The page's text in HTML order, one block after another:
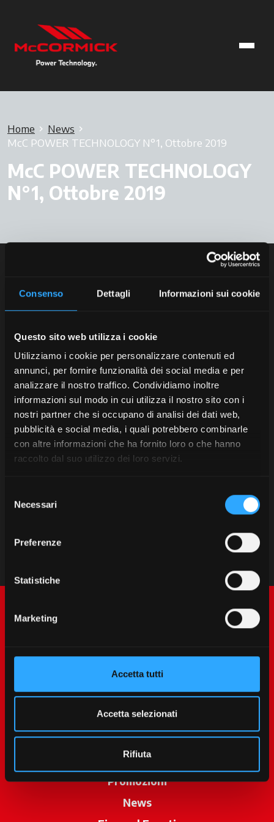
Consenso Dettagli Informazioni sui cookie
Questo sito web utilizza i cookie
Utilizziamo i cookie per personalizzare contenuti ed
annunci, per fornire funzionalità dei social media e per
analizzare il nostro traffico. Condividiamo inoltre
informazioni sul modo in cui utilizza il nostro sito con i
nostri partner che si occupano di analisi dei dati web,
pubblicità e social media, i quali potrebbero combinarle
con altre informazioni che ha fornito loro o che hanno
raccolto dal suo utilizzo dei loro servizi.
delNecessari
Preferenze
Statistiche
Marketing
Accetta tutti
Accetta selezionati
Rifiuta
Home
News
McC POWER TECHNOLOGY N°1, Ottobre 2019
McC POWER TECHNOLOGY
N°1, Ottobre 2019
McCormick World
Prodotti
Servizi
Promozioni
News